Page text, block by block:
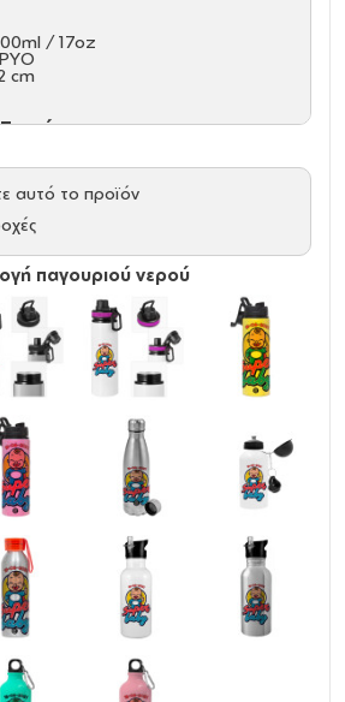
/ 17oz
cm
και άδειο για την αποθήκευση,
πλυντήριο πιάτων, Δεν είναι
μικροκυμάτων, Μην καταψύχετε.
παγουριού νερού
αυτό το προϊόν